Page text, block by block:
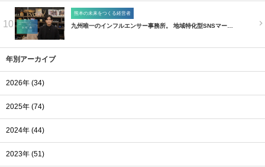
10
熊本の未来をつくる経営者
九州唯一のインフルエンサー事務所。 地域特化型SNSマー…
年別アーカイブ
2026年 (34)
2025年 (74)
2024年 (44)
2023年 (51)